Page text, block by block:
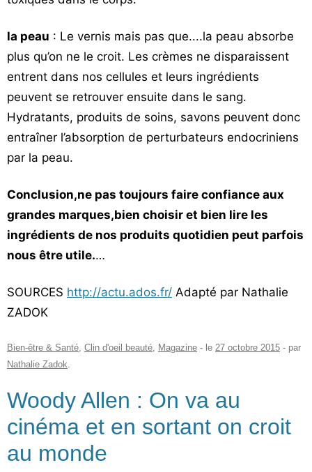
la peau : Le vernis mais pas que....la peau absorbe
plus qu’on ne le croit. Les crèmes ne disparaissent
entrent dans nos cellules et leurs ingrédients
peuvent se retrouver ensuite dans le sang.
Hydratants, produits de soins, savons peuvent donc
entraîner l’absorption de perturbateurs endocriniens
par la peau.
Conclusion,ne pas toujours faire confiance aux
grandes marques,bien choisir et bien lire les
ingrédients de nos produits quotidien peut parfois
nous être utile.…
SOURCES http://actu.ados.fr/ Adapté par Nathalie
ZADOK
Bien-être & Santé, Clin d'oeil beauté, Magazine - le 27 octobre 2015 - par
Nathalie Zadok.
Woody Allen : On va au
cinéma et en sortant on croit
au monde